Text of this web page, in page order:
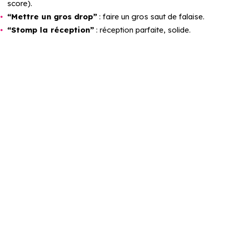
score).
“Mettre un gros drop” : faire un gros saut de falaise.
“Stomp la réception” : réception parfaite, solide.